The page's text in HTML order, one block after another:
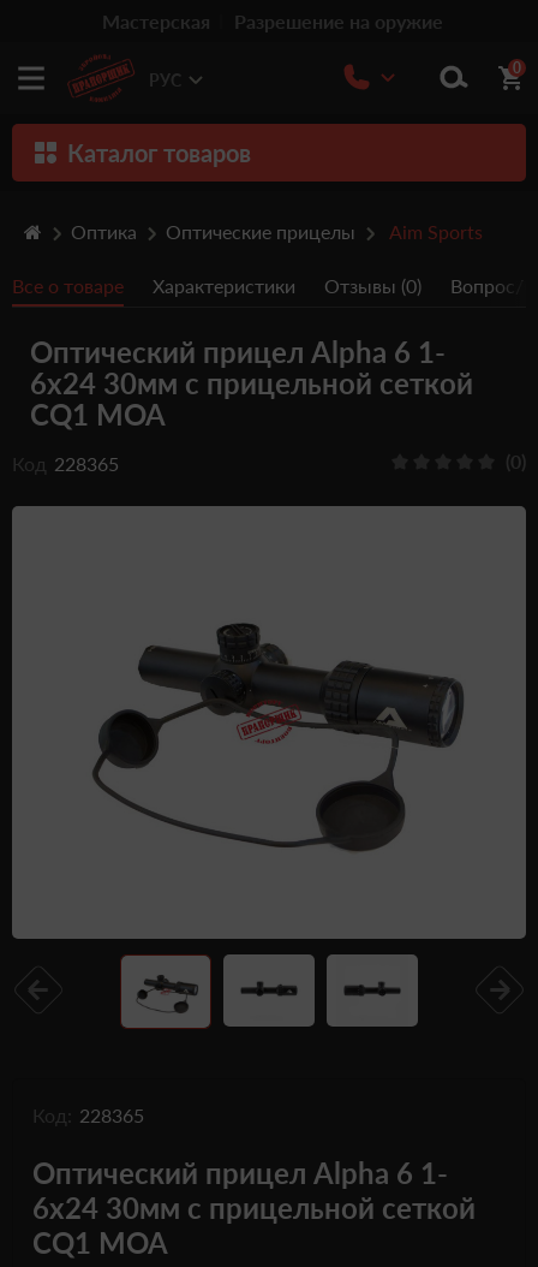
Мастерская Разрешение на оружие
РУС
0
Каталог товаров
Травматическое оружие
Пистолеты
Оптика
Подарочные Сертификати
Оптика Оптические прицелы Aim Sports
Все о товаре Характеристики Отзывы (0) Вопрос/
Оптический прицел Alpha 6 1-
6x24 30мм с прицельной сеткой
CQ1 MOA
Код 228365 (0)
Код: 228365
Оптический прицел Alpha 6 1-
6x24 30мм с прицельной сеткой
CQ1 MOA